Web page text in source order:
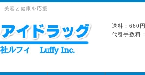
美容と健康を応援
送料：660
代引手数料